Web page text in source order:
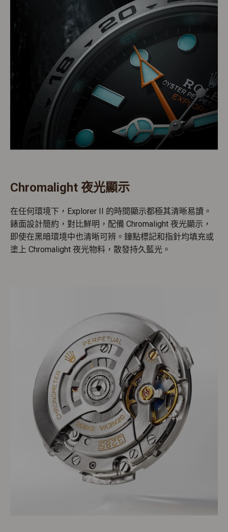
Chromalight 夜光顯示
在任何環境下，Explorer II 的時間顯示都極其清晰易讀。
錶面設計簡約，對比鮮明，配備 Chromalight 夜光顯示，
即使在黑暗環境中也清晰可辨。鐘點標記和指針均填充或
塗上 Chromalight 夜光物料，散發持久藍光。